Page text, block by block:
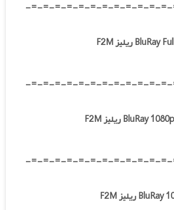
-=-=-=-=-=-=-=-=-=-=-=-
-=-=-=-=-=-=-=-=-=-=-=-
-=-=-=-=-=-=-=-=-=-=-=-